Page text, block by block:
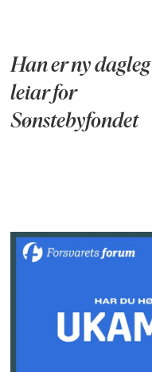
Han er ny dagleg
leiar for
Sønstebyfondet